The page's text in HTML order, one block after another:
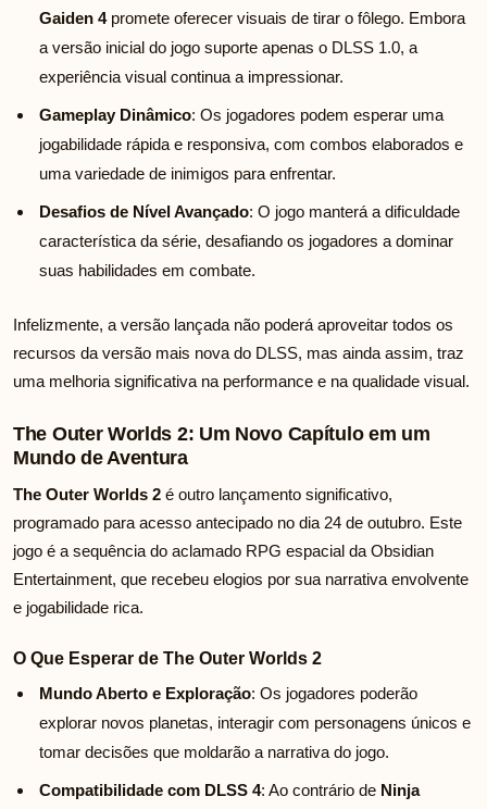
Gaiden 4promete oferecer visuais de tirar o fôlego. Embora
a versão inicial do jogo suporte apenas o DLSS 1.0, a
experiência visual continua a impressionar.
Gameplay Dinâmico: Os jogadores podem esperar uma
jogabilidade rápida e responsiva, com combos elaborados e
uma variedade de inimigos para enfrentar.
Desafios de Nível Avançado: O jogo manterá a dificuldade
característica da série, desafiando os jogadores a dominar
suas habilidades em combate.
Infelizmente, a versão lançada não poderá aproveitar todos os
recursos da versão mais nova do DLSS, mas ainda assim, traz
uma melhoria significativa na performance e na qualidade visual.
The Outer Worlds 2: Um Novo Capítulo em um
Mundo de Aventura
The Outer Worlds 2 é outro lançamento significativo,
programado para acesso antecipado no dia 24 de outubro. Este
jogo é a sequência do aclamado RPG espacial da Obsidian
Entertainment, que recebeu elogios por sua narrativa envolvente
e jogabilidade rica.
O Que Esperar de The Outer Worlds 2
Mundo Aberto e Exploração: Os jogadores poderão
explorar novos planetas, interagir com personagens únicos e
tomar decisões que moldarão a narrativa do jogo.
Compatibilidade com DLSS 4: Ao contrário de Ninja